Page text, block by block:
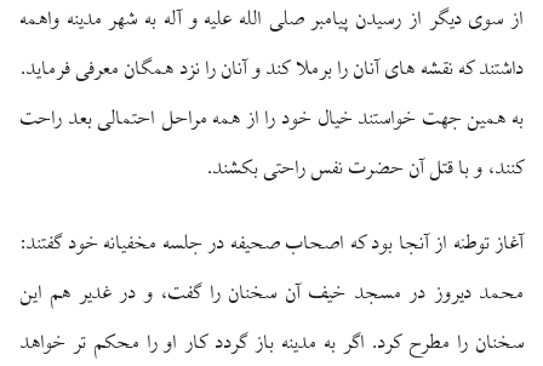
از سوى ديگر از رسيدن پيامبر صلى الله عليه و آله به شهر مدينه واهمه
داشتند كه نقشه‏ هاى آنان را برملا كند و آنان را نزد همگان معرفى فرمايد.
به همين جهت خواستند خيال خود را از همه مراحل احتمالى بعد راحت
كنند، و با قتل آن حضرت نفس راحتى بكشند.
آغاز توطئه از آنجا بود كه اصحاب صحيفه در جلسه مخفيانه خود گفتند:
محمد ديروز در مسجد خيف آن سخنان را گفت، و در غدير هم اين
سخنان را مطرح كرد. اگر به مدينه باز گردد كار او را محكم‏ تر خواهد